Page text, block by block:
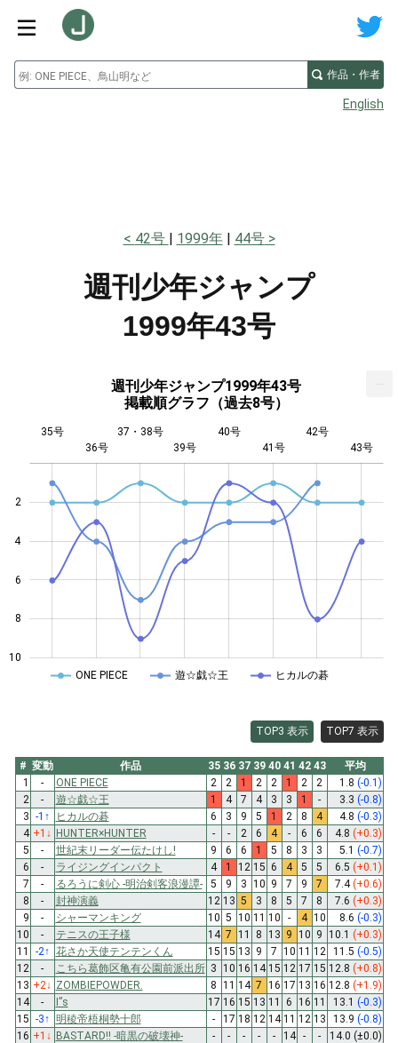
作品・作者
English
42号 1999年 44号
週刊少年ジャンプ
1999年43号
週刊少年ジャンプ1999年43号
掲載順グラフ（過去8号）
2
4
6
8
10
35号
36号
37・38号
39号
40号
41号
42号
43号
ONE PIECE 遊☆戯☆王 ヒカルの碁
TOP3 表示 TOP7 表示
# 変動 作品 35 36 37 39 40 41 42 43
平均
1
- ONE PIECE 2 2 1 2 2 1 2 2 1.8 (-0.1)
2
- 遊☆戯☆王 1 4 7 4 3 3 1 - 3.3 (-0.8)
3 -1 ↑ ヒカルの碁 6 3 9 5 1 2 8 4 4.8 (-0.3)
4 +1 ↓ HUNTER×HUNTER - - 2 6 4 - 6 6 4.8 (+0.3)
5
- 世紀末リーダー伝たけし! 9 6 6 1 5 8 3 3 5.1 (-0.7)
6
- ライジングインパクト 4 1 12 15 6 4 5 5 6.5 (+0.1)
7
- るろうに剣心 -明治剣客浪漫譚- 5 9 3 10 9 7 9 7 7.4(+0.6)
8
- 封神演義 12 13 5 3 8 5 7 8 7.6 (+0.3)
9
- シャーマンキング 10 5 10 11 10 - 4 10 8.6 (-0.3)
10
- テニスの王子様 14 7 11 8 13 9 10 9 10.1 (+0.3)
11
-2↑ 花さか天使テンテンくん 15 15 13 9 7 10 11 12 11.5 (-0.5)
12
- こちら葛飾区亀有公園前派出所 3 10 16 14 15 12 17 15 12.8 (+0.8)
13 +2↓ ZOMBIEPOWDER. 8 11 14 7 16 17 13 16 12.8 (+1.9)
14
- I”s 17 16 15 13 11 6 16 11 13.1 (-0.3)
15 -3↑ 明稜帝梧桐勢十郎 - 17 18 12 14 11 12 13 13.9 (-0.8)
16 +1 ↓ BASTARD!! -暗黒の破壊神- - - - - - 14 - - 14.0 (±0.0)